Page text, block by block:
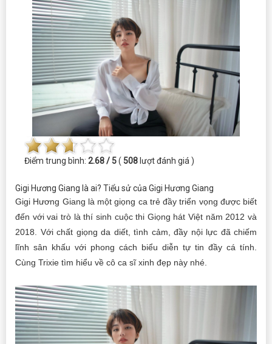
Điểm trung bình: 2.68 / 5( 508 lượt đánh giá )
Gigi Hương Giang là ai? Tiểu sử của Gigi Hương Giang
Gigi Hương Giang là một giọng ca trẻ đầy triển vọng được biết
đến với vai trò là thí sinh cuộc thi Giọng hát Việt năm 2012 và
2018. Với chất giọng da diết, tình cảm, đầy nội lực đã chiếm
lĩnh sân khấu với phong cách biểu diễn tự tin đầy cá tính.
Cùng Trixie tìm hiểu về cô ca sĩ xinh đẹp này nhé.